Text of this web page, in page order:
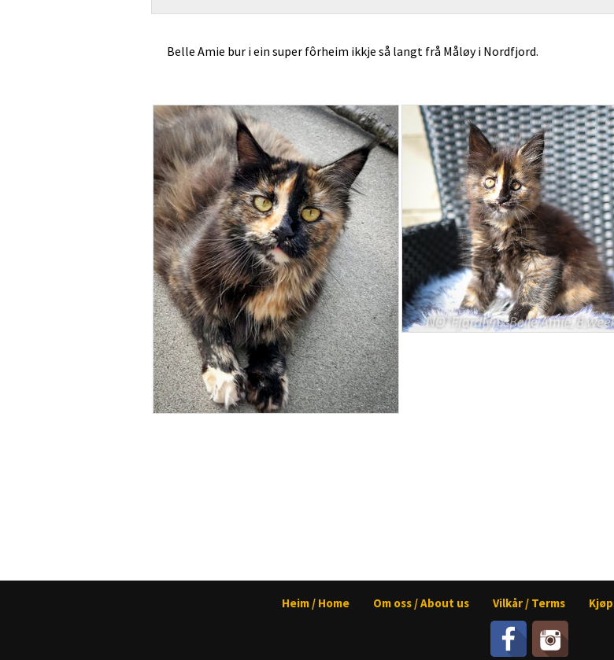
Belle Amie bur i ein super fôrheim ikkje så langt frå Måløy i Nordfjord.
Heim / Home Om oss / About us Vilkår / Terms